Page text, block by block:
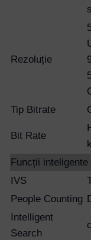
Rezoluție
Tip Bitrate
Bit Rate
Funcții inteligente
IVS
People Counting
Intelligent
Search